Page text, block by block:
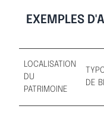
EXEMPLES
LOCALISATION
DU
PATRIMOINE
DE